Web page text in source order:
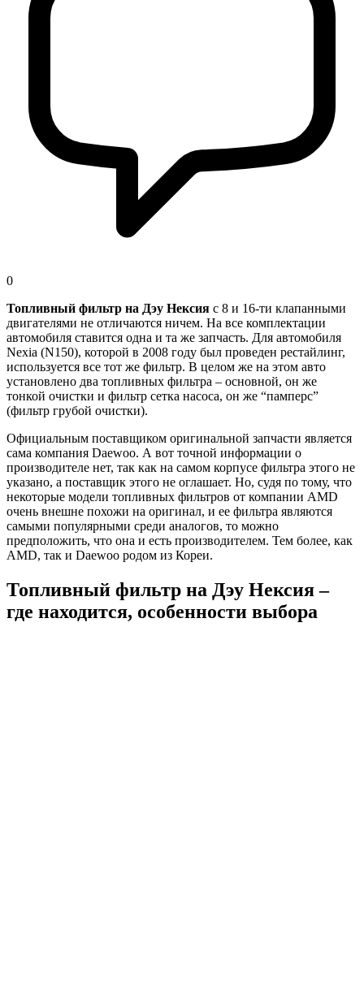
0
Топливный фильтр на Дэу Нексия с 8 и 16-ти клапанными
двигателями не отличаются ничем. На все комплектации
автомобиля ставится одна и та же запчасть. Для автомобиля
Nexia (N150), которой в 2008 году был проведен рестайлинг,
используется все тот же фильтр. В целом же на этом авто
установлено два топливных фильтра – основной, он же
тонкой очистки и фильтр сетка насоса, он же “памперс”
(фильтр грубой очистки).
Официальным поставщиком оригинальной запчасти является
сама компания Daewoo. А вот точной информации о
производителе нет, так как на самом корпусе фильтра этого не
указано, а поставщик этого не оглашает. Но, судя по тому, что
некоторые модели топливных фильтров от компании AMD
очень внешне похожи на оригинал, и ее фильтра являются
самыми популярными среди аналогов, то можно
предположить, что она и есть производителем. Тем более, как
AMD, так и Daewoo родом из Кореи.
Топливный фильтр на Дэу Нексия –
где находится, особенности выбора